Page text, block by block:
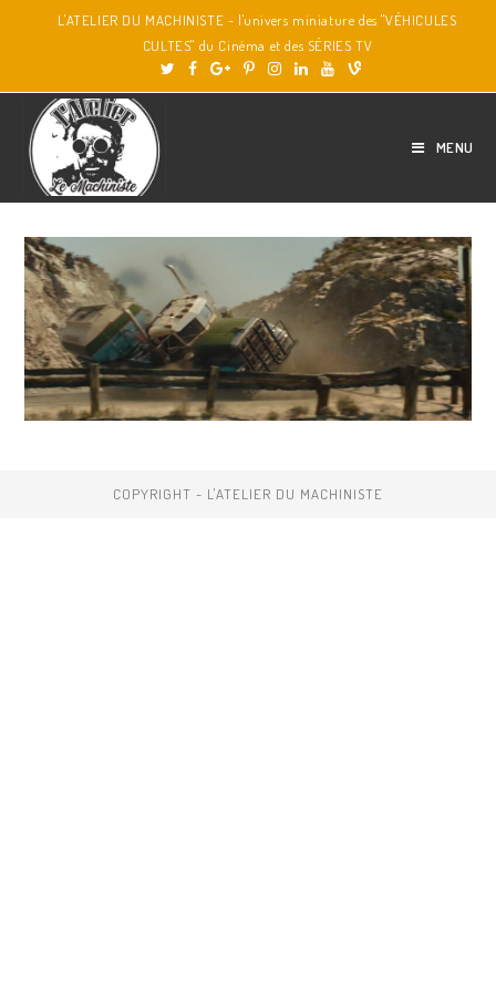
L'ATELIER DU MACHINISTE - l'univers miniature des "VÉHICULES
CULTES" du Cinéma et des SÉRIES TV
MENU
COPYRIGHT - L'ATELIER DU MACHINISTE